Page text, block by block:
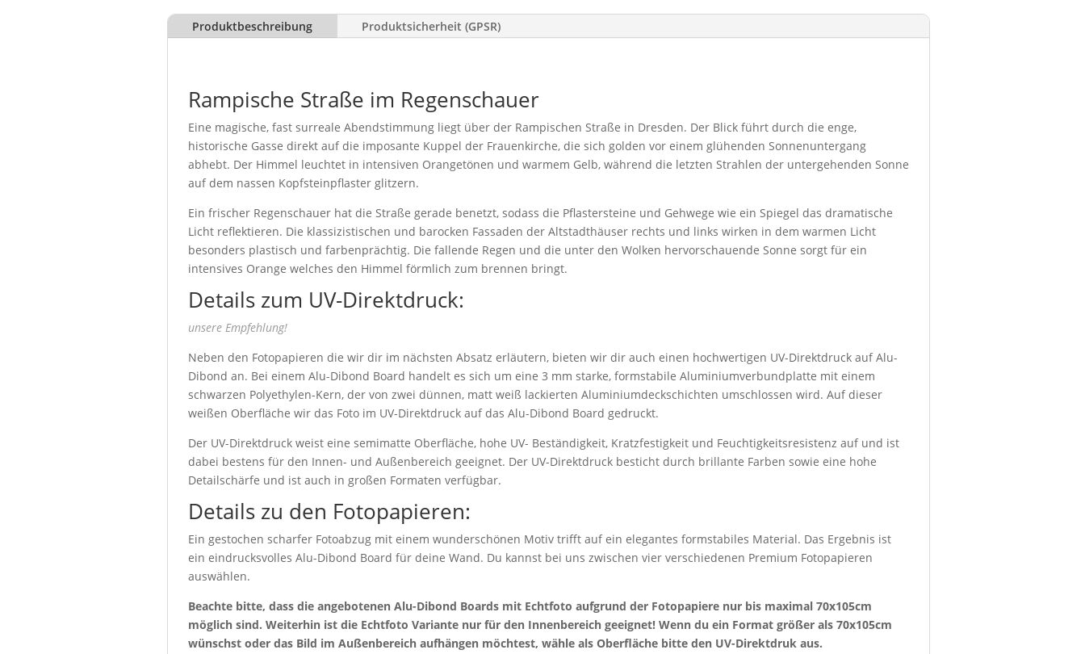
Produktbeschreibung Produktsicherheit (GPSR)
Rampische Straße im Regenschauer
Eine magische, fast surreale Abendstimmung liegt über der Rampischen Straße in Dresden. Der Blick führt durch die enge,
historische Gasse direkt auf die imposante Kuppel der Frauenkirche, die sich golden vor einem glühenden Sonnenuntergang
abhebt. Der Himmel leuchtet in intensiven Orangetönen und warmem Gelb, während die letzten Strahlen der untergehenden Sonne
auf dem nassen Kopfsteinpflaster glitzern.
Ein frischer Regenschauer hat die Straße gerade benetzt, sodass die Pflastersteine und Gehwege wie ein Spiegel das dramatische
Licht reflektieren. Die klassizistischen und barocken Fassaden der Altstadthäuser rechts und links wirken in dem warmen Licht
besonders plastisch und farbenprächtig. Die fallende Regen und die unter den Wolken hervorschauende Sonne sorgt für ein
intensives Orange welches den Himmel förmlich zum brennen bringt.
Details zum UV-Direktdruck:
unsere Empfehlung!
Neben den Fotopapieren die wir dir im nächsten Absatz erläutern, bieten wir dir auch einen hochwertigen UV-Direktdruck auf Alu-
Dibond an. Bei einem Alu-Dibond Board handelt es sich um eine 3 mm starke, formstabile Aluminiumverbundplatte mit einem
schwarzen Polyethylen-Kern, der von zwei dünnen, matt weiß lackierten Aluminiumdeckschichten umschlossen wird. Auf dieser
weißen Oberfläche wir das Foto im UV-Direktdruck auf das Alu-Dibond Board gedruckt.
Der UV-Direktdruck weist eine semimatte Oberfläche, hohe UV- Beständigkeit, Kratzfestigkeit und Feuchtigkeitsresistenz auf und ist
dabei bestens für den Innen- und Außenbereich geeignet. Der UV-Direktdruck besticht durch brillante Farben sowie eine hohe
Detailschärfe und ist auch in großen Formaten verfügbar.
Details zu den Fotopapieren:
Ein gestochen scharfer Fotoabzug mit einem wunderschönen Motiv trifft auf ein elegantes formstabiles Material. Das Ergebnis ist
ein eindrucksvolles Alu-Dibond Board für deine Wand. Du kannst bei uns zwischen vier verschiedenen Premium Fotopapieren
auswählen.
Beachte bitte, dass die angebotenen Alu-Dibond Boards mit Echtfoto aufgrund der Fotopapiere nur bis maximal 70x105cm
möglich sind. Weiterhin ist die Echtfoto Variante nur für den Innenbereich geeignet! Wenn du ein Format größer als 70x105cm
wünschst oder das Bild im Außenbereich aufhängen möchtest, wähle als Oberfläche bitte den UV-Direktdruk aus.